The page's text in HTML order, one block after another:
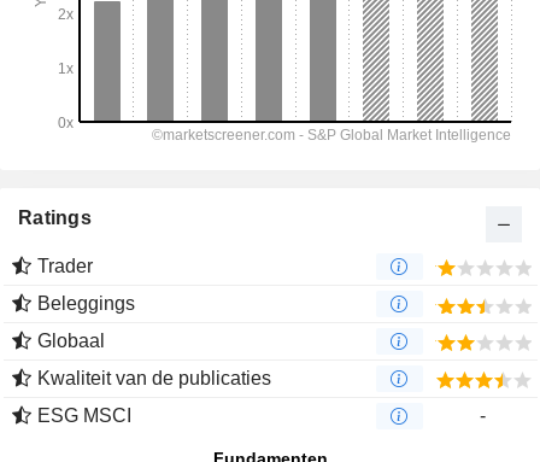
Ratings
Trader
Beleggings
Globaal
Kwaliteit van de publicaties
ESG MSCI
-